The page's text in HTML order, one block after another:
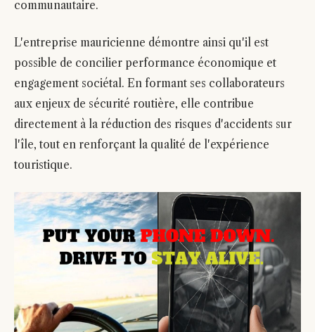
communautaire.
L'entreprise mauricienne démontre ainsi qu'il est
possible de concilier performance économique et
engagement sociétal. En formant ses collaborateurs
aux enjeux de sécurité routière, elle contribue
directement à la réduction des risques d'accidents sur
l'île, tout en renforçant la qualité de l'expérience
touristique.